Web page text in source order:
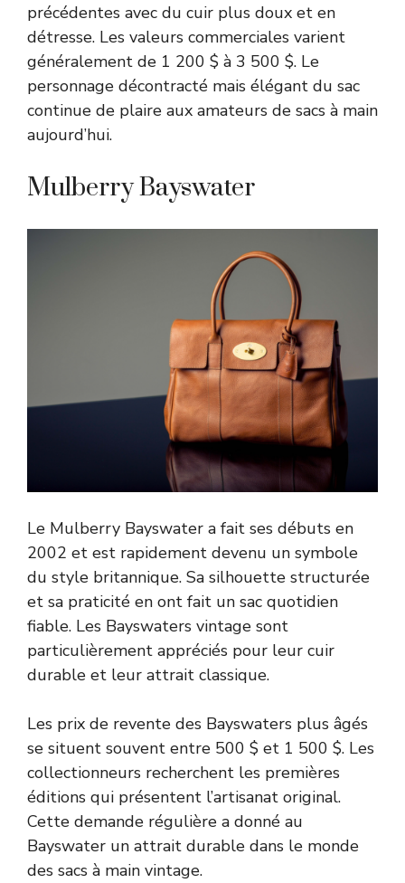
précédentes avec du cuir plus doux et en
détresse. Les valeurs commerciales varient
généralement de 1 200 $ à 3 500 $. Le
personnage décontracté mais élégant du sac
continue de plaire aux amateurs de sacs à main
aujourd’hui.
Mulberry Bayswater
Le Mulberry Bayswater a fait ses débuts en
2002 et est rapidement devenu un symbole
du style britannique. Sa silhouette structurée
et sa praticité en ont fait un sac quotidien
fiable. Les Bayswaters vintage sont
particulièrement appréciés pour leur cuir
durable et leur attrait classique.
Les prix de revente des Bayswaters plus âgés
se situent souvent entre 500 $ et 1 500 $. Les
collectionneurs recherchent les premières
éditions qui présentent l’artisanat original.
Cette demande régulière a donné au
Bayswater un attrait durable dans le monde
des sacs à main vintage.